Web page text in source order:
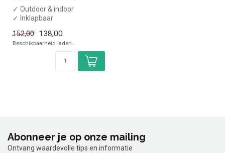
✓ Outdoor & indoor
✓ Inklapbaar
152,00
138,00
Beschikbaarheid laden..
Abonneer je op onze mailing
Ontvang waardevolle tips en informatie